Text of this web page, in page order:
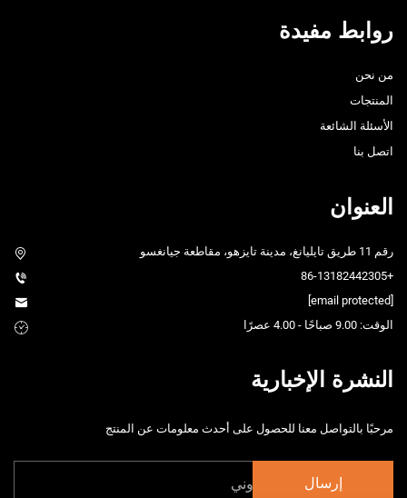
روابط مفيدة
من نحن
المنتجات
الأسئلة الشائعة
اتصل بنا
العنوان
رقم 11 طريق تايليانغ، مدينة تايزهو، مقاطعة جيانغسو
+86-13182442305
الوقت: 9.00 صباحًا - 4.00 عصرًا
النشرة الإخبارية
مرحبًا بالتواصل معنا للحصول على أحدث معلومات عن المنتج
إرسال